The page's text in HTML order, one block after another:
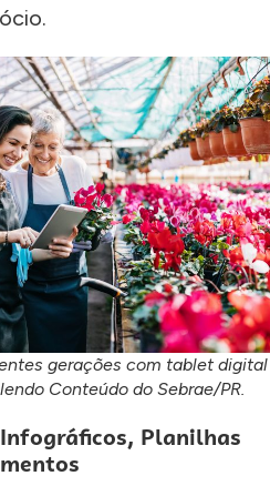
gerações com tablet digital
Conteúdo do Sebrae/PR.
Planilhas